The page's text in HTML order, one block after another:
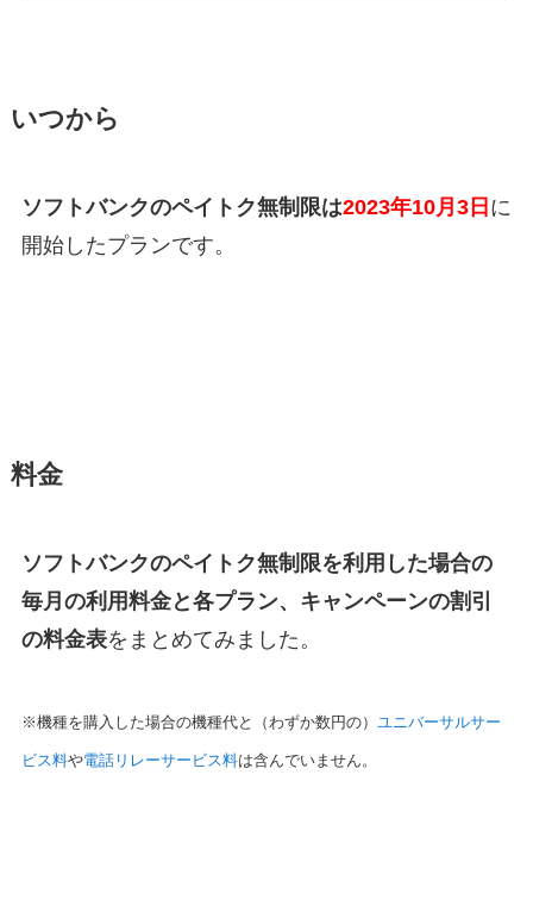
いつから
ソフトバンクのペイトク無制限は2023年10月3日 に
開始したプランです。
料金
ソフトバンクのペイトク無制限を利用した場合の
毎月の利用料金と各プラン、キャンペーンの割引
の料金表をまとめてみました。
※機種を購入した場合の機種代と（わずか数円の） ユニバーサルサー
ビス料や電話リレーサービス料は含んでいません。